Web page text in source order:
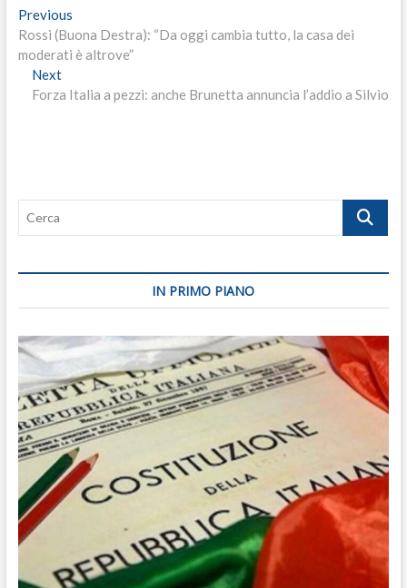
Navigazione
articoli
PreviousPrevious
post:
Rossi (Buona Destra): “Da oggi cambia tutto, la casa dei
moderati è altrove”
NextNext
post:
Forza Italia a pezzi: anche Brunetta annuncia l’addio a Silvio
Cerca
IN PRIMO PIANO